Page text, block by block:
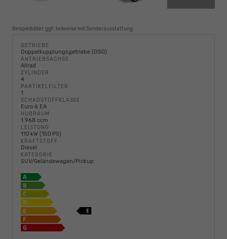
Beispielbilder, ggf. teilweise mit Sonderausstattung
GETRIEBE
Doppelkupplungsgetriebe (DSG)
ANTRIEBSACHSE
Allrad
ZYLINDER
4
PARTIKELFILTER
1
SCHADSTOFFKLASSE
Euro 6 EA
HUBRAUM
1.968 ccm
LEISTUNG
110 kW (150 PS)
KRAFTSTOFF
Diesel
KATEGORIE
SUV/Geländewagen/Pickup